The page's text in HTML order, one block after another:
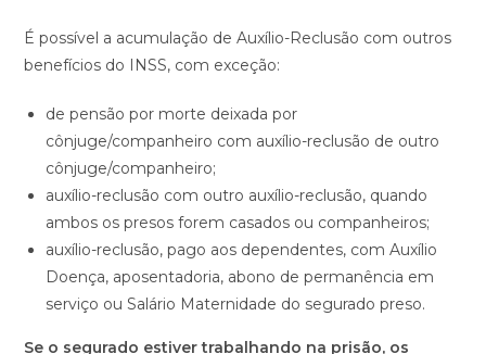
É possível a acumulação de Auxílio-Reclusão com outros
benefícios do INSS, com exceção:
de pensão por morte deixada por
cônjuge/companheiro com auxílio-reclusão de outro
cônjuge/companheiro;
auxílio-reclusão com outro auxílio-reclusão, quando
ambos os presos forem casados ou companheiros;
auxílio-reclusão, pago aos dependentes, com Auxílio
Doença, aposentadoria, abono de permanência em
serviço ou Salário Maternidade do segurado preso.
Se o segurado estiver trabalhando na prisão, os